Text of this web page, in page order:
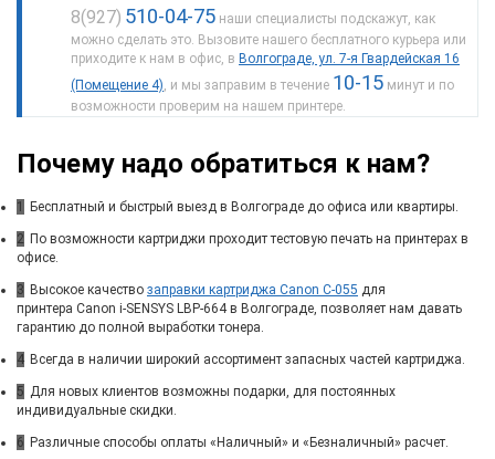
8(927) 510-04-75 наши специалисты подскажут, как
можно сделать это. Вызовите нашего бесплатного курьера или
приходите к нам в офис, в Волгограде, ул. 7-я Гвардейская 16
(Помещение 4), и мы заправим в течение 10-15 минут и по
возможности проверим на нашем принтере.
Почему надо обратиться к нам?
1 Бесплатный и быстрый выезд в Волгограде до офиса или квартиры.
2 По возможности картриджи проходит тестовую печать на принтерах в
офисе.
3 Высокое качество заправки картриджа Canon C-055 для
принтера Canon i-SENSYS LBP-664 в Волгограде, позволяет нам давать
гарантию до полной выработки тонера.
4 Всегда в наличии широкий ассортимент запасных частей картриджа.
5 Для новых клиентов возможны подарки, для постоянных
индивидуальные скидки.
6 Различные способы оплаты «Наличный» и «Безналичный» расчет.